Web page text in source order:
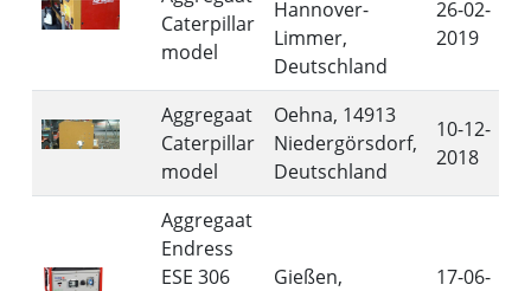
Caterpillar
model
Hannover-
Limmer,
Deutschland
26-02-
2019
Aggregaat
Caterpillar
model
Oehna, 14913
Niedergörsdorf,
Deutschland
10-12-
2018
Aggregaat
Endress
ESE 306
Gießen,
17-06-